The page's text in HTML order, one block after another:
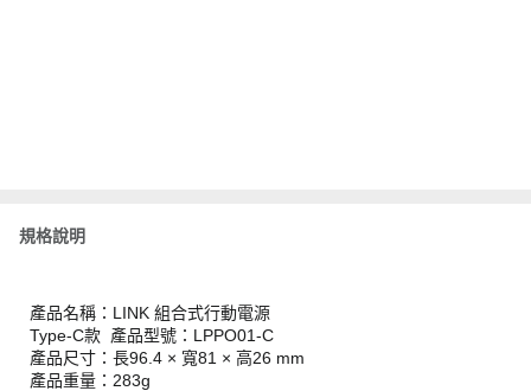
規格說明
產品名稱：LINK 組合式行動電源
Type-C款 產品型號：LPPO01-C
產品尺寸：長96.4 × 寬81 × 高26 mm
產品重量：283g